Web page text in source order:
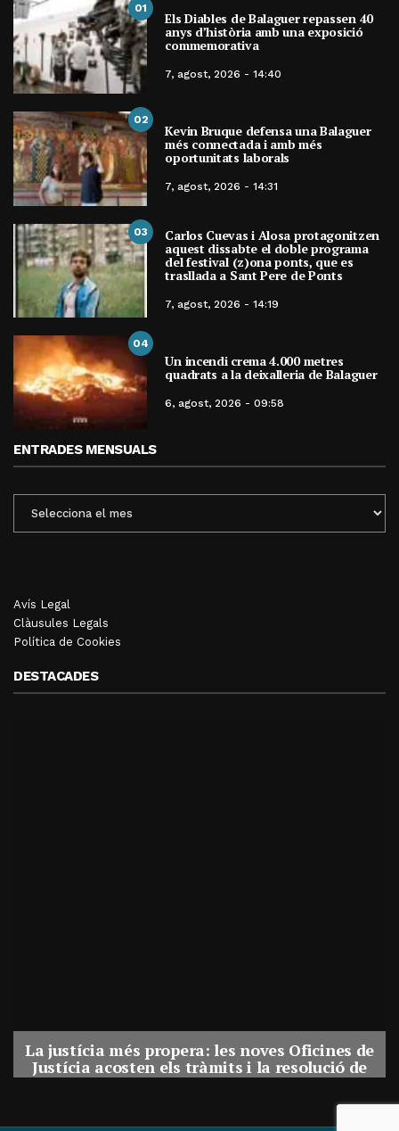
01
Els Diables de Balaguer repassen 40
anys d’història amb una exposició
commemorativa
7, agost, 2026 - 14:40
02
Kevin Bruque defensa una Balaguer
més connectada i amb més
oportunitats laborals
7, agost, 2026 - 14:31
03 Carlos Cuevas i Alosa protagonitzen
aquest dissabte el doble programa
del festival (z)ona ponts, que es
trasllada a Sant Pere de Ponts
7, agost, 2026 - 14:19
04
Un incendi crema 4.000 metres
quadrats a la deixalleria de Balaguer
6, agost, 2026 - 09:58
ENTRADES MENSUALS
MENSUALS
Avís Legal
Clàusules Legals
Política de Cookies
DESTACADES
La justícia més propera: les noves Oficines de
Justícia acosten els tràmits i la resolució de
conflictes als municipis de Catalunya